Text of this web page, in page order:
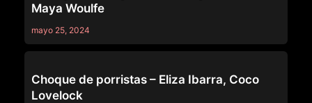
Maya Woulfe
mayo 25, 2024
Choque de porristas – Eliza Ibarra, Coco
Lovelock